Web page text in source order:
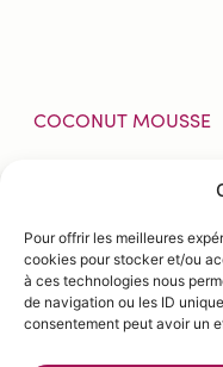
Pour offrir les meilleures
cookies pour stocker et/ou
à ces technologies nous
de navigation ou les ID
consentement peut avoir un
COCONUT MOUSSE
Frozen puree with
sugar Coconut – 400 g
Sugar – 60 g